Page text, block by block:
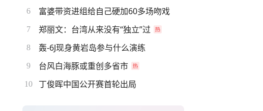
6 富婆带资进组给自己硬加60多场吻戏
7 郑丽文：台湾从来没有“独立”过
8 轰-6J现身黄岩岛参与什么演练
9 台风白海豚或重创多省市
10 丁俊晖中国公开赛首轮出局